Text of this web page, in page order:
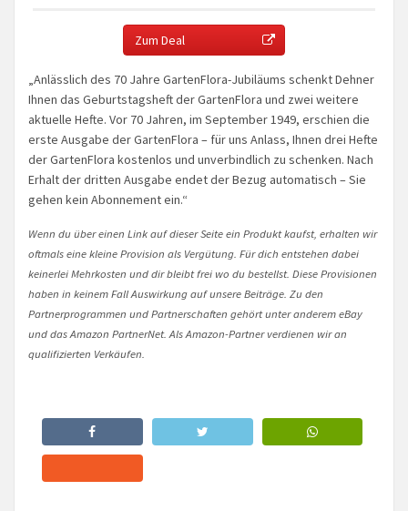
Zum Deal
„Anlässlich des 70 Jahre GartenFlora-Jubiläums schenkt Dehner
Ihnen das Geburtstagsheft der GartenFlora und zwei weitere
aktuelle Hefte. Vor 70 Jahren, im September 1949, erschien die
erste Ausgabe der GartenFlora – für uns Anlass, Ihnen drei Hefte
der GartenFlora kostenlos und unverbindlich zu schenken. Nach
Erhalt der dritten Ausgabe endet der Bezug automatisch – Sie
gehen kein Abonnement ein.“
Wenn du über einen Link auf dieser Seite ein Produkt kaufst, erhalten wir
oftmals eine kleine Provision als Vergütung. Für dich entstehen dabei
keinerlei Mehrkosten und dir bleibt frei wo du bestellst. Diese Provisionen
haben in keinem Fall Auswirkung auf unsere Beiträge. Zu den
Partnerprogrammen und Partnerschaften gehört unter anderem eBay
und das Amazon PartnerNet. Als Amazon-Partner verdienen wir an
qualifizierten Verkäufen.